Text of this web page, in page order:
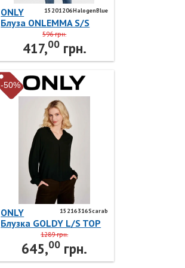
15201206HalogenBlue
ONLY
Блуза ONLEMMA S/S
SHORT TOP NOOS JRS
15201206 Halogen Blue
596 грн.
417,00грн.
-50%
15216316Scarab
ONLY
Блузка GOLDY L/S TOP
WVN 15216316 Scarab
ONLY
1289 грн.
645,00 грн.